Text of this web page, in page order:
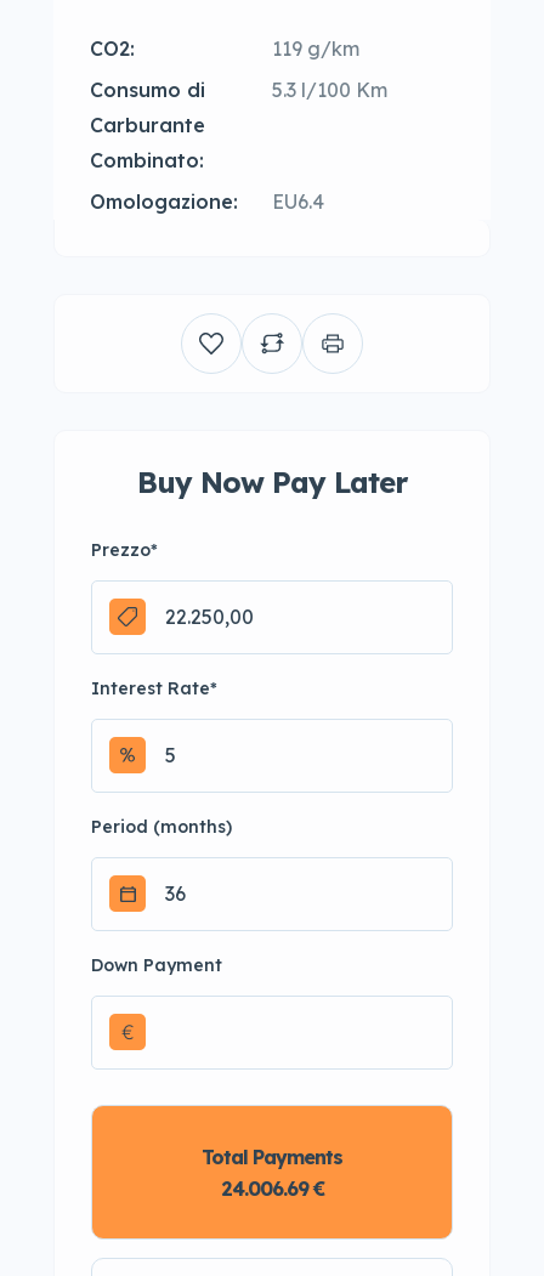
CO2:
119 g/km
Consumo di
Carburante
Combinato:
5.3 l/100 Km
Omologazione: EU6.4
Buy Now Pay Later
Prezzo*
Interest Rate*
Period (months)
Down Payment
€
Total Payments
24.006.69 €